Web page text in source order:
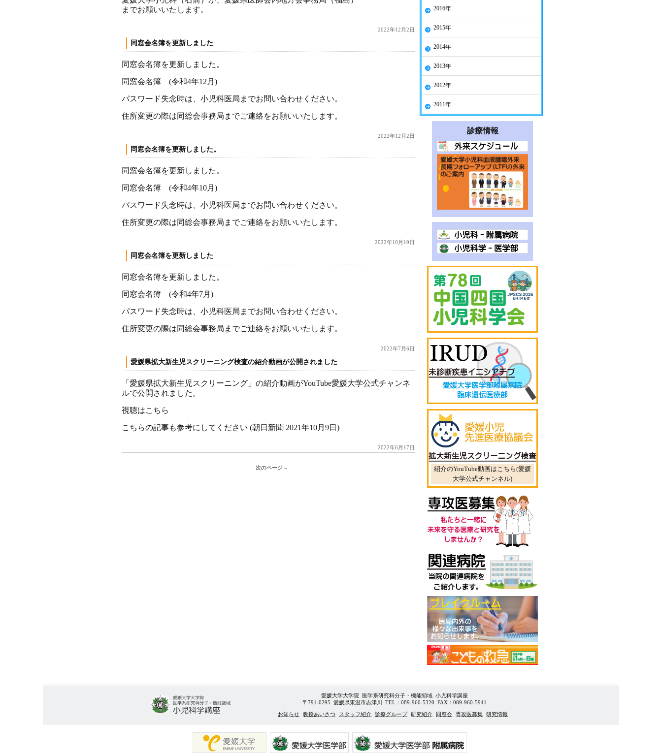
までお願いいたします。
2022年12月2日
同窓会名簿を更新しました
同窓会名簿を更新しました。
同窓会名簿 (令和4年12月)
パスワード失念時は、小児科医局までお問い合わせください。
住所変更の際は同総会事務局までご連絡をお願いいたします。
2022年12月2日
同窓会名簿を更新しました。
同窓会名簿を更新しました。
同窓会名簿 (令和4年10月)
パスワード失念時は、小児科医局までお問い合わせください。
住所変更の際は同総会事務局までご連絡をお願いいたします。
2022年10月19日
同窓会名簿を更新しました
同窓会名簿を更新しました。
同窓会名簿 (令和4年7月)
パスワード失念時は、小児科医局までお問い合わせください。
住所変更の際は同総会事務局までご連絡をお願いいたします。
2022年7月6日
愛媛県拡大新生児スクリーニング検査の紹介動画が公開されました
「愛媛県拡大新生児スクリーニング」の紹介動画がYouTube愛媛大学公式チャンネ
ルで公開されました。
視聴はこちら
こちらの記事も参考にしてください (朝日新聞 2021年10月9日)
2022年6月17日
次のページ »
2016年
2015年
2014年
2013年
2012年
2011年
診療情報
紹介のYouTube動画はこちら(愛媛
大学公式チャンネル)
愛媛大学大学院 医学系研究科分子・機能領域 小児科学講座
〒791-0295 愛媛県東温市志津川 TEL：089-960-5320 FAX：089-960-5941
お知らせ
教授あいさつ スタッフ紹介 診療グループ 研究紹介 同窓会 専攻医募集 研究情報